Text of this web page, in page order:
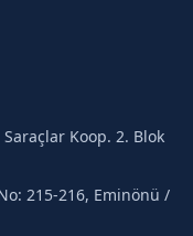
Koop. 2. Blok
215-216, Eminönü /